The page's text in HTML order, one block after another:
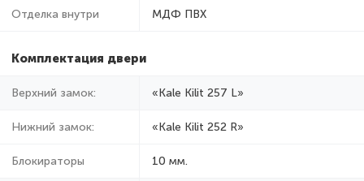
Отделка внутри МДФ ПВХ
Комплектация двери
Верхний замок: «Kale Kilit 257 L»
Нижний замок: «Kale Kilit 252 R»
Блокираторы 10 мм.